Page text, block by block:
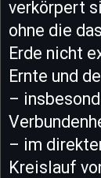
verkörpert
ohne die
Erde nicht
Ernte und
–
– im
Kreislauf